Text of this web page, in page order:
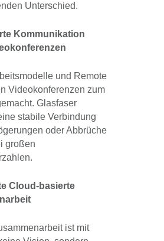
Unterschied.
Kommunikation
und Remote
Videokonferenzen zum
Glasfaser
stabile Verbindung
oder Abbrüche
großen
Cloud-basierte
ist mit